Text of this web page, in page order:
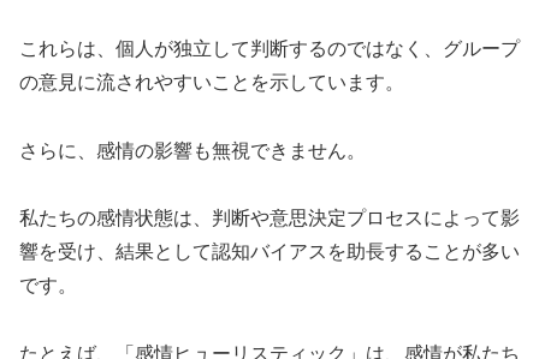
これらは、個人が独立して判断するのではなく、グループ
の意見に流されやすいことを示しています。
さらに、感情の影響も無視できません。
私たちの感情状態は、判断や意思決定プロセスによって影
響を受け、結果として認知バイアスを助長することが多い
です。
たとえば、「感情ヒューリスティック」は、感情が私たち